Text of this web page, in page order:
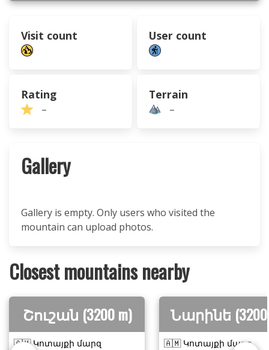
Visit count User count
Rating
–
Terrain
–
Gallery
Gallery is empty. Only users who visited the
mountain can upload photos.
Closest mountains nearby
Շուշան (3200 m)
🇦🇲 Կոտայքի մարզ
Նարինե (3200
🇦🇲 Կոտայքի մարզ